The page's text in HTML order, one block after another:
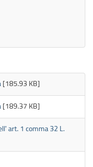
[185.93 KB]
[189.37 KB]
art. 1 comma 32 L.